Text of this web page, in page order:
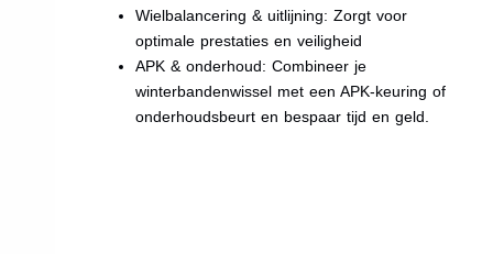
Wielbalancering & uitlijning: Zorgt voor
optimale prestaties en veiligheid
APK & onderhoud: Combineer je
winterbandenwissel met een APK-keuring of
onderhoudsbeurt en bespaar tijd en geld.